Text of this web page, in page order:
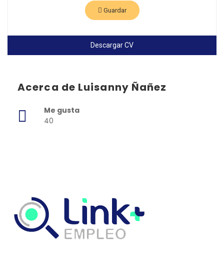
Guardar
Descargar CV
Acerca de Luisanny Ñañez
Me gusta
40